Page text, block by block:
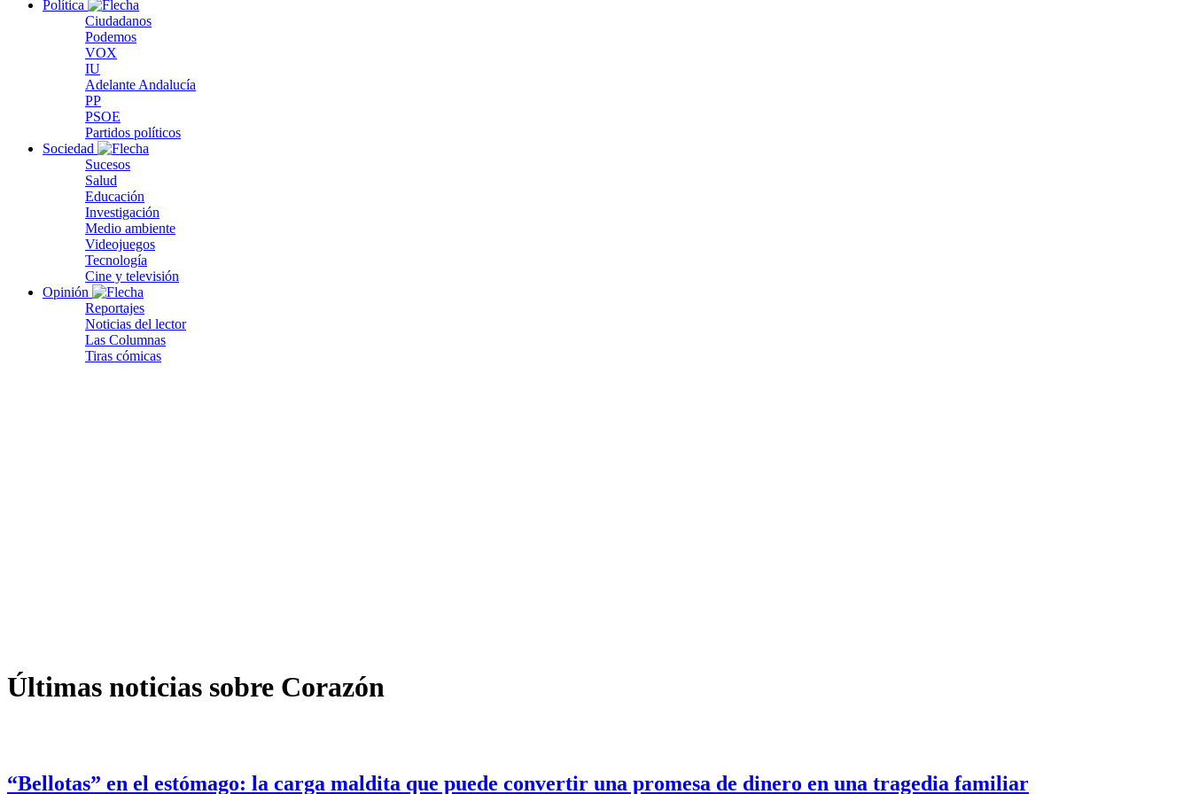
Política
Ciudadanos
Podemos
VOX
IU
Adelante Andalucía
PP
PSOE
Partidos políticos
Sociedad
Sucesos
Salud
Educación
Investigación
Medio ambiente
Videojuegos
Tecnología
Cine y televisión
Opinión
Reportajes
Noticias del lector
Las Columnas
Tiras cómicas
Últimas noticias sobre Corazón
“Bellotas” en el estómago: la carga maldita que puede convertir una promesa de dinero en una tragedia familiar